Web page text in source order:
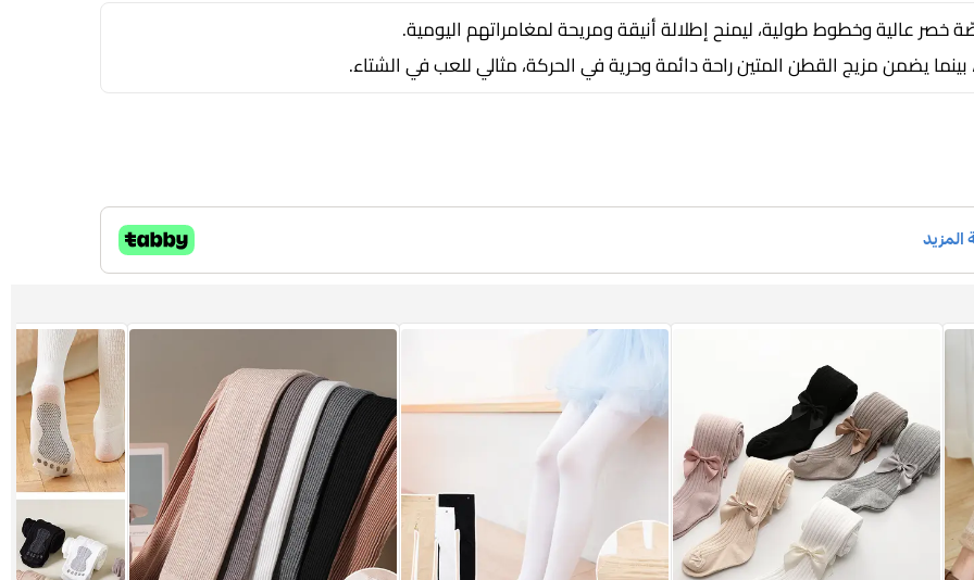
خصر عالية وخطوط طولية، ليمنح إطلالة أنيقة ومريحة لمغامراتهم اليومية.
يضمن مزيج القطن المتين راحة دائمة وحرية في الحركة، مثالي للعب في الشتاء.